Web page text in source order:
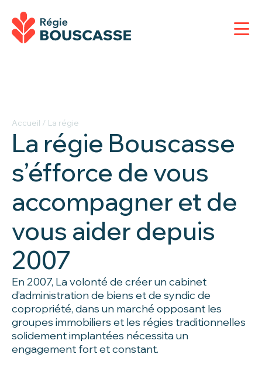
Accueil / La régie
La régie Bouscasse
s’éfforce de vous
accompagner et de
vous aider depuis
2007
En 2007, La volonté de créer un cabinet
d’administration de biens et de syndic de
copropriété, dans un marché opposant les
groupes immobiliers et les régies traditionnelles
solidement implantées nécessita un
engagement fort et constant.